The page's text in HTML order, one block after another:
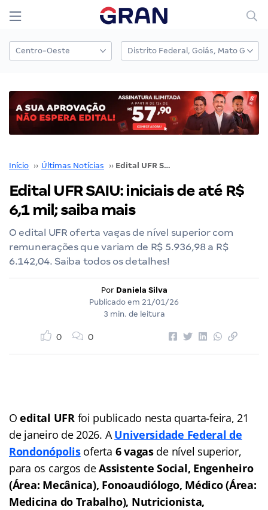
Início ›› Últimas Notícias ›› Edital UFR SAIU: iniciais de até R$ 6,1 mil; saiba mais
Edital UFR SAIU: iniciais de até R$
6,1 mil; saiba mais
O edital UFR oferta vagas de nível superior com
remunerações que variam de R$ 5.936,98 a R$
6.142,04. Saiba todos os detalhes!
Por Daniela Silva
Publicado em 21/01/26
3 min. de leitura
0 0
Oedital UFR foi publicado nesta quarta-feira, 21
de janeiro de 2026. AUniversidade Federal de
Rondonópolisoferta 6 vagasde nível superior,
para os cargos deAssistente Social, Engenheiro
(Área: Mecânica), Fonoaudiólogo, Médico (Área:
Medicina do Trabalho), Nutricionista,